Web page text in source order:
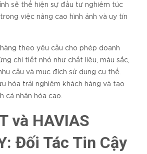
sẽ thể hiện sự đầu tư nghiêm túc
việc nâng cao hình ảnh và uy tín
theo yêu cầu cho phép doanh
chi tiết nhỏ như chất liệu, màu sắc,
cầu và mục đích sử dụng cụ thể.
hóa trải nghiệm khách hàng và tạo
cá nhân hóa cao.
và HAVIAS
Đối Tác Tin Cậy